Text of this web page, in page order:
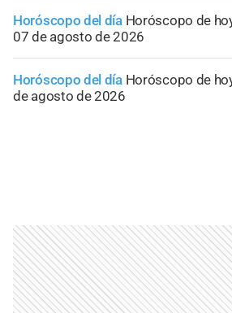
Horóscopo del día Horóscopo de
07 de agosto de 2026
Horóscopo del día Horóscopo de
de agosto de 2026